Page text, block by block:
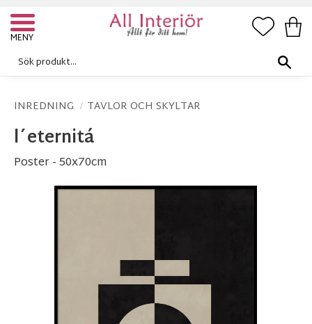
Meny
INREDNING TAVLOR OCH SKYLTAR
l´eternitá
Poster - 50x70cm